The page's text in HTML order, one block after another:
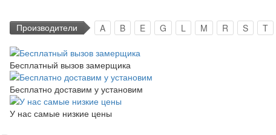
Производители A B E G L M R S T
Бесплатный вызов замерщика
Бесплатно доставим у установим
У нас самые низкие цены